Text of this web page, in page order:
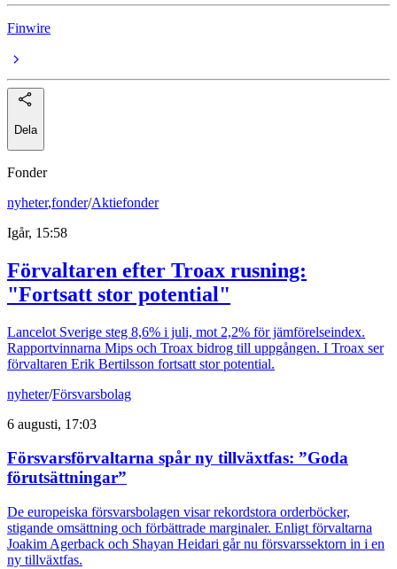
Finwire
Dela
Fonder
nyheter,fonder/Aktiefonder
Igår, 15:58
Förvaltaren efter Troax rusning:
"Fortsatt stor potential"
Lancelot Sverige steg 8,6% i juli, mot 2,2% för jämförelseindex.
Rapportvinnarna Mips och Troax bidrog till uppgången. I Troax ser
förvaltaren Erik Bertilsson fortsatt stor potential.
nyheter/Försvarsbolag
6 augusti, 17:03
Försvarsförvaltarna spår ny tillväxtfas: ”Goda
förutsättningar”
De europeiska försvarsbolagen visar rekordstora orderböcker,
stigande omsättning och förbättrade marginaler. Enligt förvaltarna
Joakim Agerback och Shayan Heidari går nu försvarssektorn in i en
ny tillväxtfas.